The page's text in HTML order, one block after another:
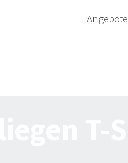
Angebote